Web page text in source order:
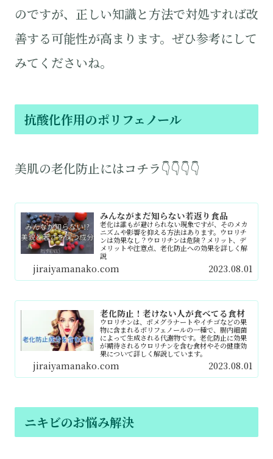
のですが、正しい知識と方法で対処すれば改
善する可能性が高まります。ぜひ参考にして
みてくださいね。
抗酸化作用のポリフェノール
美肌の老化防止にはコチラ👇👇👇👇
みんながまだ知らない若返り食品
老化は誰もが避けられない現象ですが、そのメカ
ニズムや影響を抑える方法はあります。ウロリチ
ンは効果なし？ウロリチンは危険？メリット、デ
メリットや注意点、老化防止への効果を詳しく解
説
jiraiyamanako.com 2023.08.01
老化防止！老けない人が食べてる食材
ウロリチンは、ポメグラナートやイチゴなどの果
物に含まれるポリフェノールの一種で、腸内細菌
によって生成される代謝物です。老化防止に効果
が期待されるウロリチンを含む食材やその健康効
果について詳しく解説しています。
jiraiyamanako.com 2023.08.01
ニキビのお悩み解決